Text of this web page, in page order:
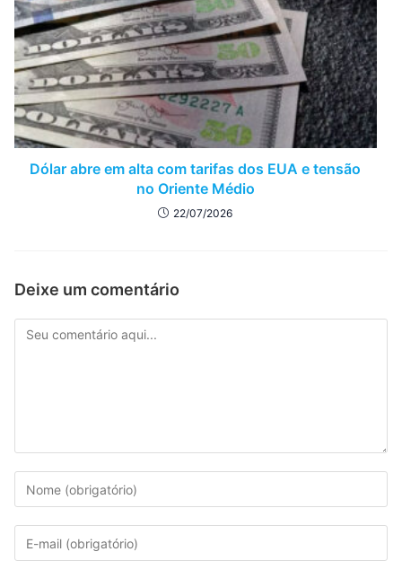
Dólar abre em alta com tarifas dos EUA e tensão
no Oriente Médio
22/07/2026
Deixe um comentário